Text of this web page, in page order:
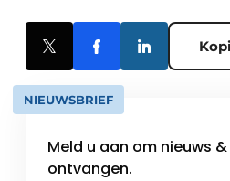
NIEUWSBRIEF
Meld u aan om nieuws
ontvangen.